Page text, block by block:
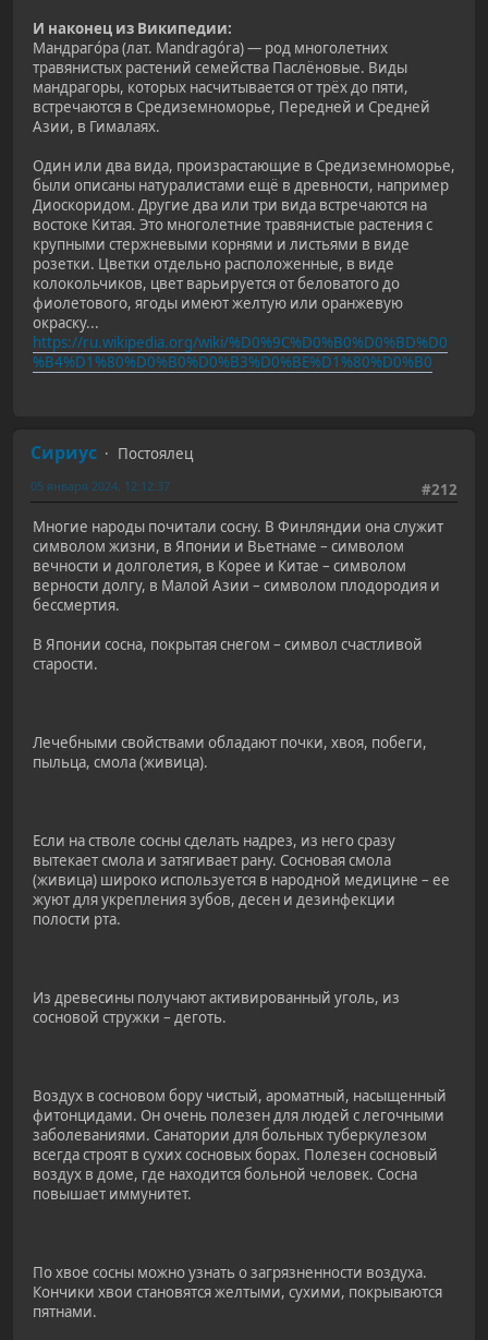
И наконец из Википедии:
Мандраго́ра (лат. Mandragóra) — род многолетних
травянистых растений семейства Паслёновые. Виды
мандрагоры, которых насчитывается от трёх до пяти,
встречаются в Средиземноморье, Передней и Средней
Азии, в Гималаях.
Один или два вида, произрастающие в Средиземноморье,
были описаны натуралистами ещё в древности, например
Диоскоридом. Другие два или три вида встречаются на
востоке Китая. Это многолетние травянистые растения с
крупными стержневыми корнями и листьями в виде
розетки. Цветки отдельно расположенные, в виде
колокольчиков, цвет варьируется от беловатого до
фиолетового, ягоды имеют желтую или оранжевую
окраску...
https://ru.wikipedia.org/wiki/%D0%9C%D0%B0%D0%BD%D0
%B4%D1%80%D0%B0%D0%B3%D0%BE%D1%80%D0%B0
Сириус
Постоялец
#212
05 января 2024, 12:12:37
Многие народы почитали сосну. В Финляндии она служит
символом жизни, в Японии и Вьетнаме – символом
вечности и долголетия, в Корее и Китае – символом
верности долгу, в Малой Азии – символом плодородия и
бессмертия.
В Японии сосна, покрытая снегом – символ счастливой
старости.
Лечебными свойствами обладают почки, хвоя, побеги,
пыльца, смола (живица).
Если на стволе сосны сделать надрез, из него сразу
вытекает смола и затягивает рану. Сосновая смола
(живица) широко используется в народной медицине – ее
жуют для укрепления зубов, десен и дезинфекции
полости рта.
Из древесины получают активированный уголь, из
сосновой стружки – деготь.
Воздух в сосновом бору чистый, ароматный, насыщенный
фитонцидами. Он очень полезен для людей с легочными
заболеваниями. Санатории для больных туберкулезом
всегда строят в сухих сосновых борах. Полезен сосновый
воздух в доме, где находится больной человек. Сосна
повышает иммунитет.
По хвое сосны можно узнать о загрязненности воздуха.
Кончики хвои становятся желтыми, сухими, покрываются
пятнами.